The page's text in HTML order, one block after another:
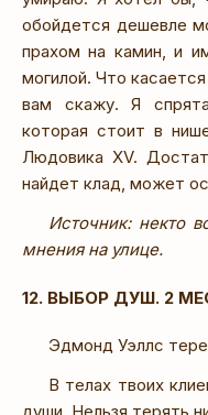
обойдется дешевле
прахом на камин, и
могилой. Что
вам скажу. Я
которая стоит в
Людовика XV.
найдет клад, может
Источник: некто
мнения на улице.
12. ВЫБОР ДУШ. 2
Эдмонд Уэллс
В телах твоих